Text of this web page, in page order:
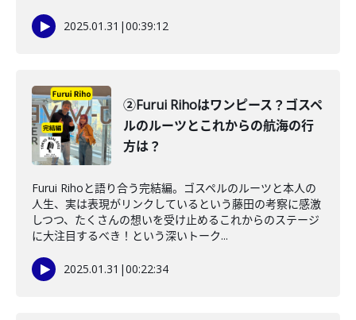
2025.01.31 |00:39:12
②Furui Rihoはワンピース？ゴスペ
ルのルーツとこれからの航海の行
方は？
Furui Rihoと語り合う完結編。ゴスペルのルーツと本人の
人生、実は表現がリンクしているという藤田の考察に感激
しつつ、たくさんの想いを受け止めるこれからのステージ
に大注目するべき！という深いトーク...
2025.01.31 |00:22:34